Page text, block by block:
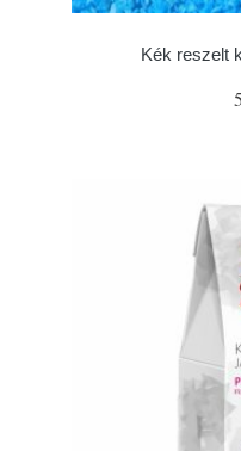
Kék reszelt